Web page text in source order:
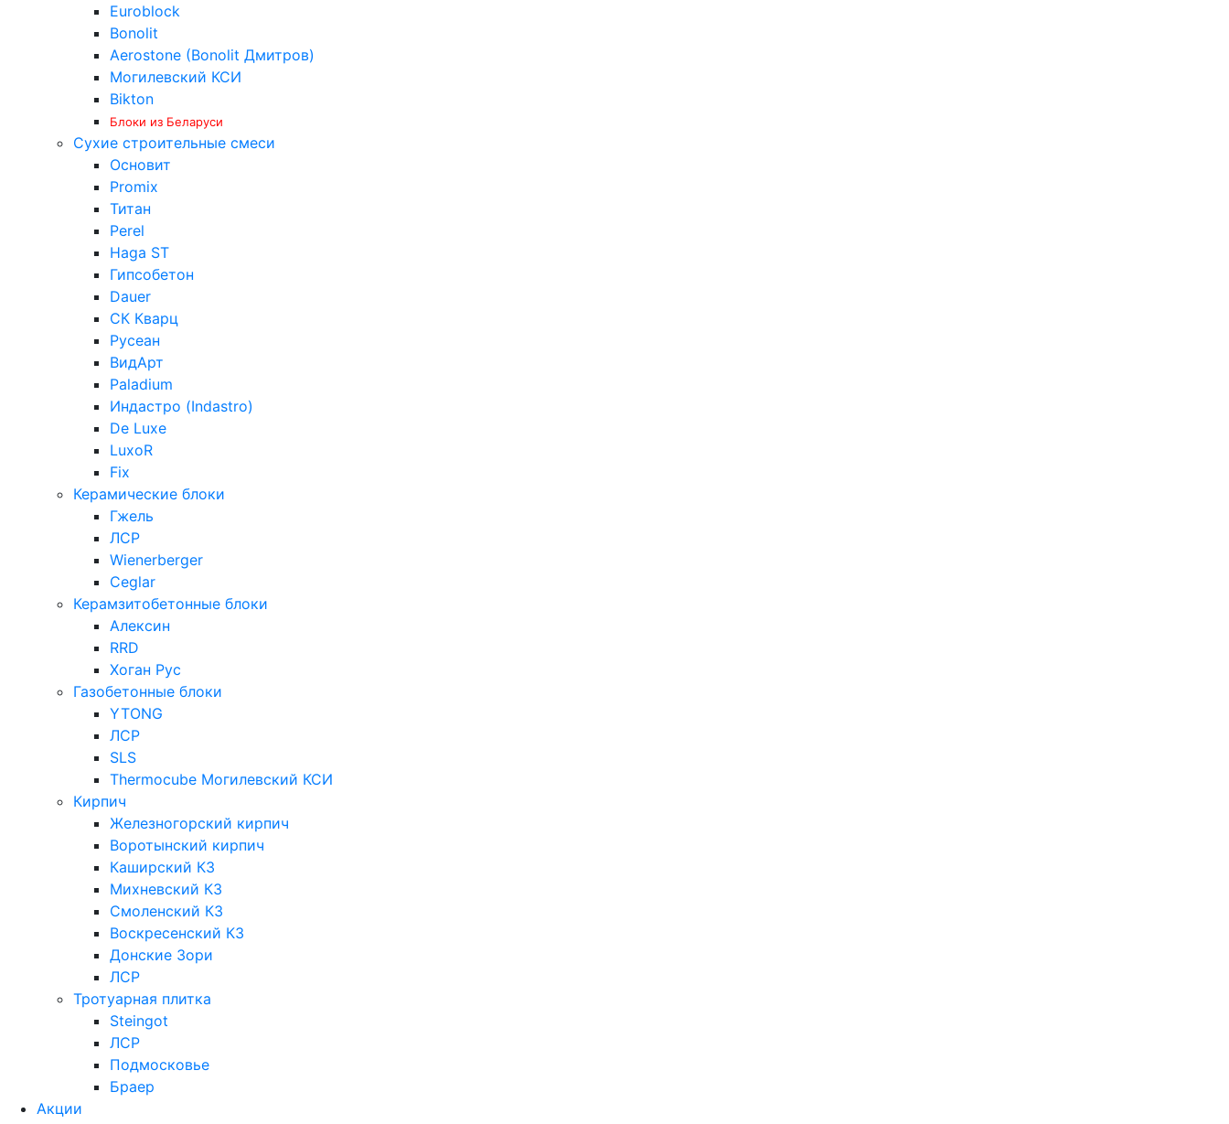
Euroblock
Bonolit
Aerostone (Bonolit Дмитров)
Могилевский КСИ
Bikton
Блоки из Беларуси
Сухие строительные смеси
Основит
Promix
Титан
Perel
Haga ST
Гипсобетон
Dauer
СК Кварц
Русеан
ВидАрт
Paladium
Индастро (Indastro)
De Luxe
LuxoR
Fix
Керамические блоки
Гжель
ЛСР
Wienerberger
Ceglar
Керамзитобетонные блоки
Алексин
RRD
Хоган Рус
Газобетонные блоки
YTONG
ЛСР
SLS
Thermocube Могилевский КСИ
Кирпич
Железногорский кирпич
Воротынский кирпич
Каширский КЗ
Михневский КЗ
Смоленский КЗ
Воскресенский КЗ
Донские Зори
ЛСР
Тротуарная плитка
Steingot
ЛСР
Подмосковье
Браер
Акции